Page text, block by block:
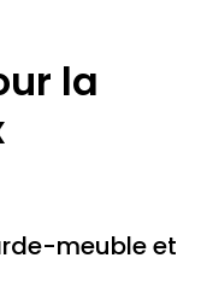
la
meuble et